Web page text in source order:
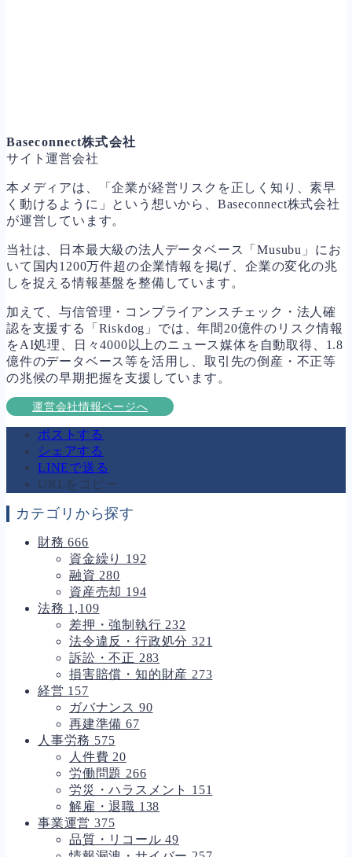
Baseconnect株式会社
サイト運営会社
本メディアは、「企業が経営リスクを正しく知り、素早
く動けるように」という想いから、Baseconnect株式会社
が運営しています。
当社は、日本最大級の法人データベース「Musubu」にお
いて国内1200万件超の企業情報を掲げ、企業の変化の兆
しを捉える情報基盤を整備しています。
加えて、与信管理・コンプライアンスチェック・法人確
認を支援する「Riskdog」では、年間20億件のリスク情報
をAI処理、日々4000以上のニュース媒体を自動取得、1.8
億件のデータベース等を活用し、取引先の倒産・不正等
の兆候の早期把握を支援しています。
運営会社情報ページへ
ポストする
シェアする
LINEで送る
URLをコピー
カテゴリから探す
財務666
資金繰り 192
融資 280
資産売却 194
法務 1,109
差押・強制執行 232
法令違反・行政処分321
訴訟・不正 283
損害賠償・知的財産 273
経営 157
ガバナンス 90
再建準備 67
人事労務 575
人件費 20
労働問題 266
労災・ハラスメント 151
解雇・退職 138
事業運営 375
品質・リコール49